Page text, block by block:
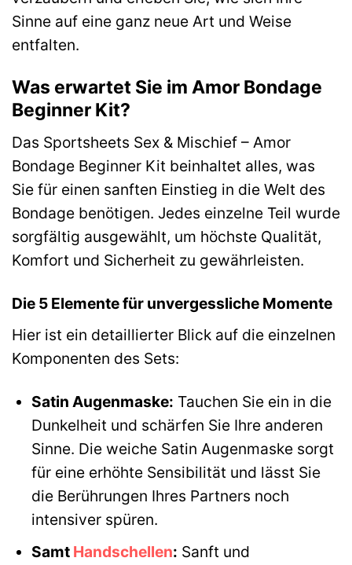
Sinne auf eine ganz neue Art und Weise
entfalten.
Was erwartet Sie im Amor Bondage
Beginner Kit?
Das Sportsheets Sex & Mischief – Amor
Bondage Beginner Kit beinhaltet alles, was
Sie für einen sanften Einstieg in die Welt des
Bondage benötigen. Jedes einzelne Teil wurde
sorgfältig ausgewählt, um höchste Qualität,
Komfort und Sicherheit zu gewährleisten.
Die 5 Elemente für unvergessliche Momente
Hier ist ein detaillierter Blick auf die einzelnen
Komponenten des Sets:
Satin Augenmaske: Tauchen Sie ein in die
Dunkelheit und schärfen Sie Ihre anderen
Sinne. Die weiche Satin Augenmaske sorgt
für eine erhöhte Sensibilität und lässt Sie
die Berührungen Ihres Partners noch
intensiver spüren.
Samt Handschellen: Sanft und